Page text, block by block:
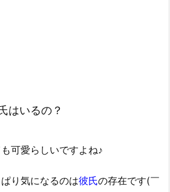
はいるの？
可愛らしいですよね♪
り気になるのは彼氏の存在です(￣